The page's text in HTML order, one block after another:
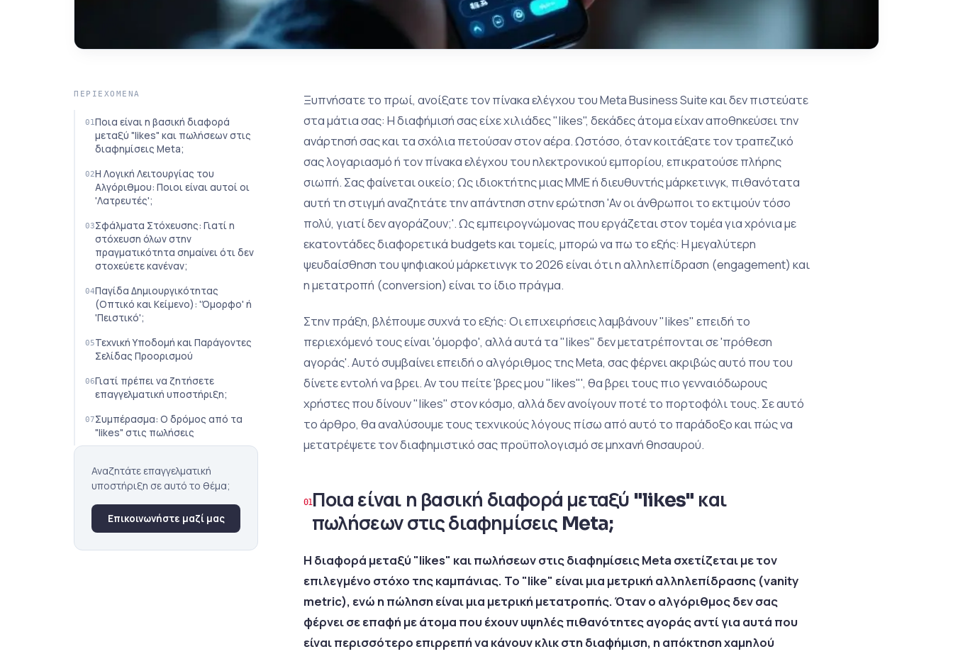
ΠΕΡΙΕΧΌΜΕΝΑ
Ποια είναι η βασική διαφορά
μεταξύ "likes" και πωλήσεων στις
διαφημίσεις Meta;
Η Λογική Λειτουργίας του
Αλγόριθμου: Ποιοι είναι αυτοί οι
'Λατρευτές';
Σφάλματα Στόχευσης: Γιατί η
στόχευση όλων στην
πραγματικότητα σημαίνει ότι δεν
στοχεύετε κανέναν;
Παγίδα Δημιουργικότητας
(Οπτικό και Κείμενο): 'Όμορφο' ή
'Πειστικό';
Τεχνική Υποδομή και Παράγοντες
Σελίδας Προορισμού
Γιατί πρέπει να ζητήσετε
επαγγελματική υποστήριξη;
Συμπέρασμα: Ο δρόμος από τα
"likes" στις πωλήσεις
Αναζητάτε επαγγελματική
υποστήριξη σε αυτό το θέμα;
Επικοινωνήστε μαζί μας
Ξυπνήσατε το πρωί, ανοίξατε τον πίνακα ελέγχου του Meta Business Suite και δεν πιστεύατε
στα μάτια σας: Η διαφήμισή σας είχε χιλιάδες "likes", δεκάδες άτομα είχαν αποθηκεύσει την
ανάρτησή σας και τα σχόλια πετούσαν στον αέρα. Ωστόσο, όταν κοιτάξατε τον τραπεζικό
σας λογαριασμό ή τον πίνακα ελέγχου του ηλεκτρονικού εμπορίου, επικρατούσε πλήρης
σιωπή. Σας φαίνεται οικείο; Ως ιδιοκτήτης μιας ΜΜΕ ή διευθυντής μάρκετινγκ, πιθανότατα
αυτή τη στιγμή αναζητάτε την απάντηση στην ερώτηση 'Αν οι άνθρωποι το εκτιμούν τόσο
πολύ, γιατί δεν αγοράζουν;'. Ως εμπειρογνώμονας που εργάζεται στον τομέα για χρόνια με
εκατοντάδες διαφορετικά budgets και τομείς, μπορώ να πω το εξής: Η μεγαλύτερη
ψευδαίσθηση του ψηφιακού μάρκετινγκ το 2026 είναι ότι η αλληλεπίδραση (engagement) και
η μετατροπή (conversion) είναι το ίδιο πράγμα.
Στην πράξη, βλέπουμε συχνά το εξής: Οι επιχειρήσεις λαμβάνουν "likes" επειδή το
περιεχόμενό τους είναι 'όμορφο', αλλά αυτά τα "likes" δεν μετατρέπονται σε 'πρόθεση
αγοράς'. Αυτό συμβαίνει επειδή ο αλγόριθμος της Meta, σας φέρνει ακριβώς αυτό που του
δίνετε εντολή να βρει. Αν του πείτε 'βρες μου "likes"', θα βρει τους πιο γενναιόδωρους
χρήστες που δίνουν "likes" στον κόσμο, αλλά δεν ανοίγουν ποτέ το πορτοφόλι τους. Σε αυτό
το άρθρο, θα αναλύσουμε τους τεχνικούς λόγους πίσω από αυτό το παράδοξο και πώς να
μετατρέψετε τον διαφημιστικό σας προϋπολογισμό σε μηχανή θησαυρού.
Ποια είναι η βασική διαφορά μεταξύ "likes" και
πωλήσεων στις διαφημίσεις Meta;
Η διαφορά μεταξύ "likes" και πωλήσεων στις διαφημίσεις Meta σχετίζεται με τον
επιλεγμένο στόχο της καμπάνιας. Το "like" είναι μια μετρική αλληλεπίδρασης (vanity
metric), ενώ η πώληση είναι μια μετρική μετατροπής. Όταν ο αλγόριθμος δεν σας
φέρνει σε επαφή με άτομα που έχουν υψηλές πιθανότητες αγοράς αντί για αυτά που
είναι περισσότερο επιρρεπή να κάνουν κλικ στη διαφήμιση, η απόκτηση χαμηλού